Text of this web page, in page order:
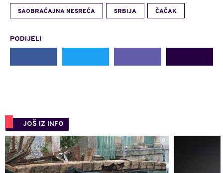
SAOBRAĆAJNA NESREĆA SRBIJA ČAČAK
PODIJELI
JOŠ IZ INFO
0